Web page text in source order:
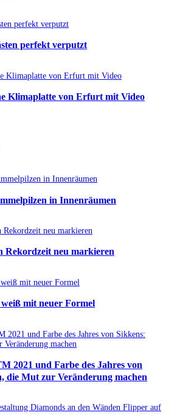
perfekt verputzt
Klimaplatte von Erfurt mit Video
in Innenräumen
Rekordzeit neu markieren
mit neuer Formel
2021 und Farbe des Jahres von
die Mut zur Veränderung machen